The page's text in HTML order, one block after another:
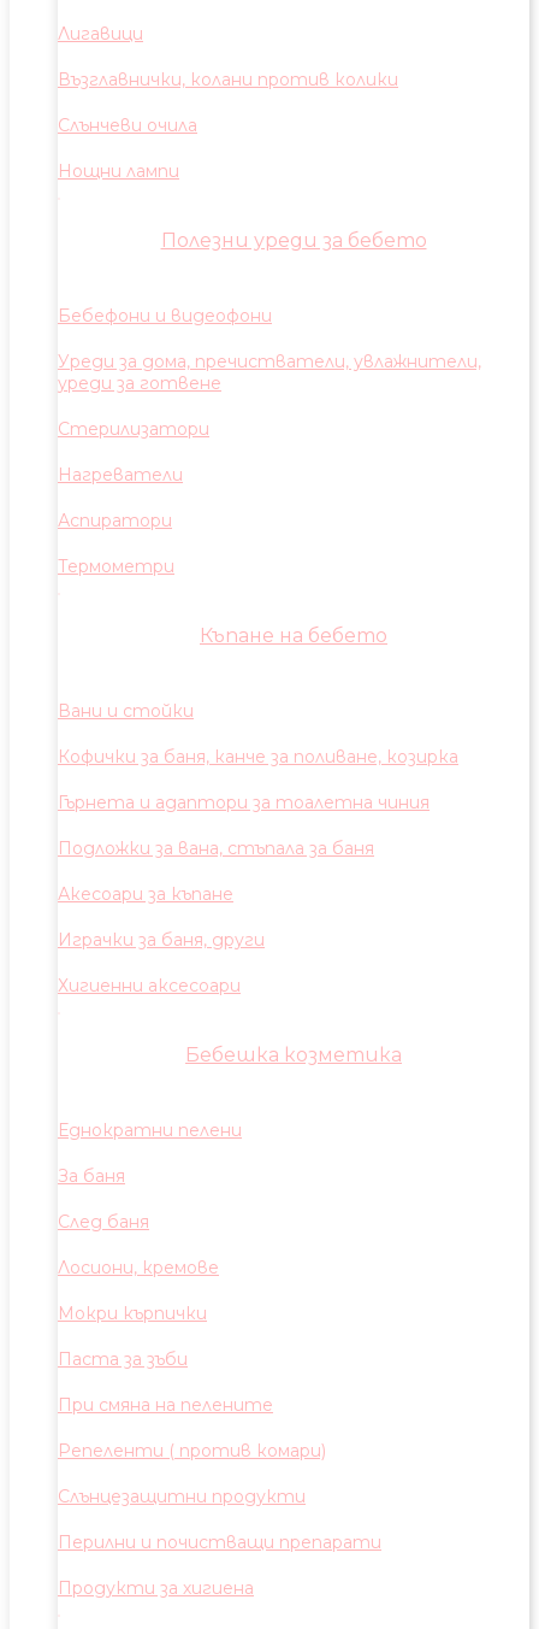
Лигавици
Възглавнички, колани против колики
Слънчеви очила
Нощни лампи
Полезни уреди за бебето
Бебефони и видеофони
Уреди за дома, пречистватели, увлажнители,
уреди за готвене
Стерилизатори
Нагреватели
Аспиратори
Термометри
Къпане на бебето
Вани и стойки
Кофички за баня, канче за поливане, козирка
Гърнета и адаптори за тоалетна чиния
Подложки за вана, стъпала за баня
Акесоари за къпане
Играчки за баня, други
Хигиенни аксесоари
Бебешка козметика
Еднократни пелени
За баня
След баня
Лосиони, кремове
Мокри кърпички
Паста за зъби
При смяна на пелените
Репеленти ( против комари)
Слънцезащитни продукти
Перилни и почистващи препарати
Продукти за хигиена